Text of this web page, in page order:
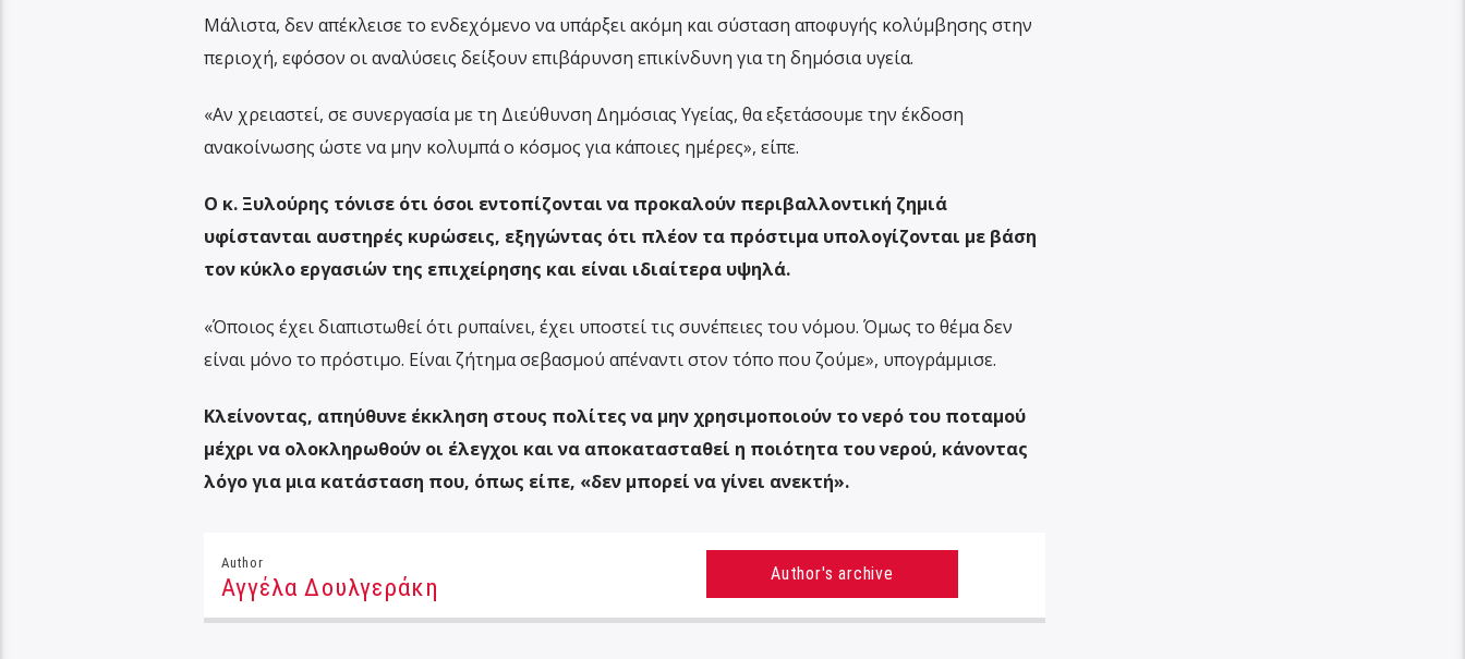
Μάλιστα, δεν απέκλεισε το ενδεχόμενο να υπάρξει ακόμη και σύσταση αποφυγής κολύμβησης στην
περιοχή, εφόσον οι αναλύσεις δείξουν επιβάρυνση επικίνδυνη για τη δημόσια υγεία.
«Αν χρειαστεί, σε συνεργασία με τη Διεύθυνση Δημόσιας Υγείας, θα εξετάσουμε την έκδοση
ανακοίνωσης ώστε να μην κολυμπά ο κόσμος για κάποιες ημέρες», είπε.
Ο κ. Ξυλούρης τόνισε ότι όσοι εντοπίζονται να προκαλούν περιβαλλοντική ζημιά
υφίστανται αυστηρές κυρώσεις, εξηγώντας ότι πλέον τα πρόστιμα υπολογίζονται με βάση
τον κύκλο εργασιών της επιχείρησης και είναι ιδιαίτερα υψηλά.
«Όποιος έχει διαπιστωθεί ότι ρυπαίνει, έχει υποστεί τις συνέπειες του νόμου. Όμως το θέμα δεν
είναι μόνο το πρόστιμο. Είναι ζήτημα σεβασμού απέναντι στον τόπο που ζούμε», υπογράμμισε.
Κλείνοντας, απηύθυνε έκκληση στους πολίτες να μην χρησιμοποιούν το νερό του ποταμού
μέχρι να ολοκληρωθούν οι έλεγχοι και να αποκατασταθεί η ποιότητα του νερού, κάνοντας
λόγο για μια κατάσταση που, όπως είπε, «δεν μπορεί να γίνει ανεκτή».
Author
Αγγέλα Δουλγεράκη Author's archive